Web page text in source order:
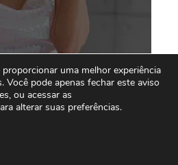
uma melhor experiência
Você pode apenas fechar este aviso
ou acessar as
alterar suas preferências.